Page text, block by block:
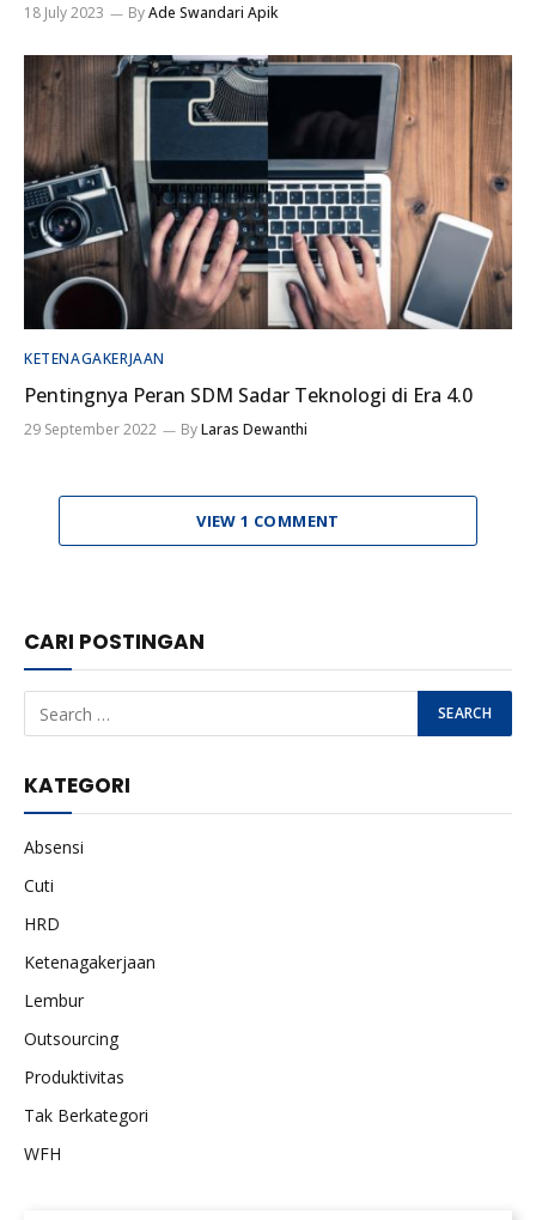
18 July 2023 ByAde Swandari Apik
KETENAGAKERJAAN
Pentingnya Peran SDM Sadar Teknologi di Era 4.0
29 September 2022 ByLaras Dewanthi
VIEW 1 COMMENT
CARI POSTINGAN
KATEGORI
Absensi
Cuti
HRD
Ketenagakerjaan
Lembur
Outsourcing
Produktivitas
Tak Berkategori
WFH